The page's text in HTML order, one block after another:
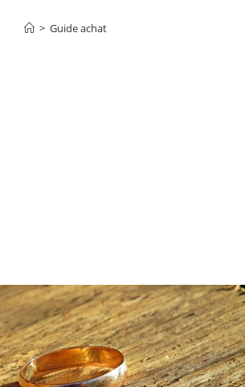
> Guide achat